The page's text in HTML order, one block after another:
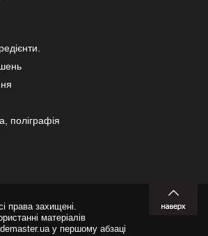
поліграфія
права захищені.
матеріалів
у першому абзаці